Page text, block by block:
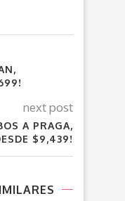
next post
A PRAGA,
$9,439!